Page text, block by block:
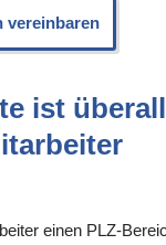
vereinbaren
ist überall
einen PLZ-